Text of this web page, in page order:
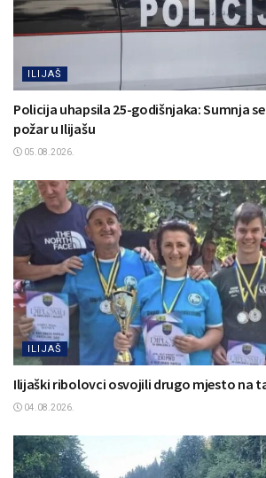
ILIJAŠ
Policija uhapsila 25-godišnjaka: Sumnja
požar u Ilijašu
05.08.2026.
ILIJAŠ
Ilijaški ribolovci osvojili drugo mjesto na
04.08.2026.